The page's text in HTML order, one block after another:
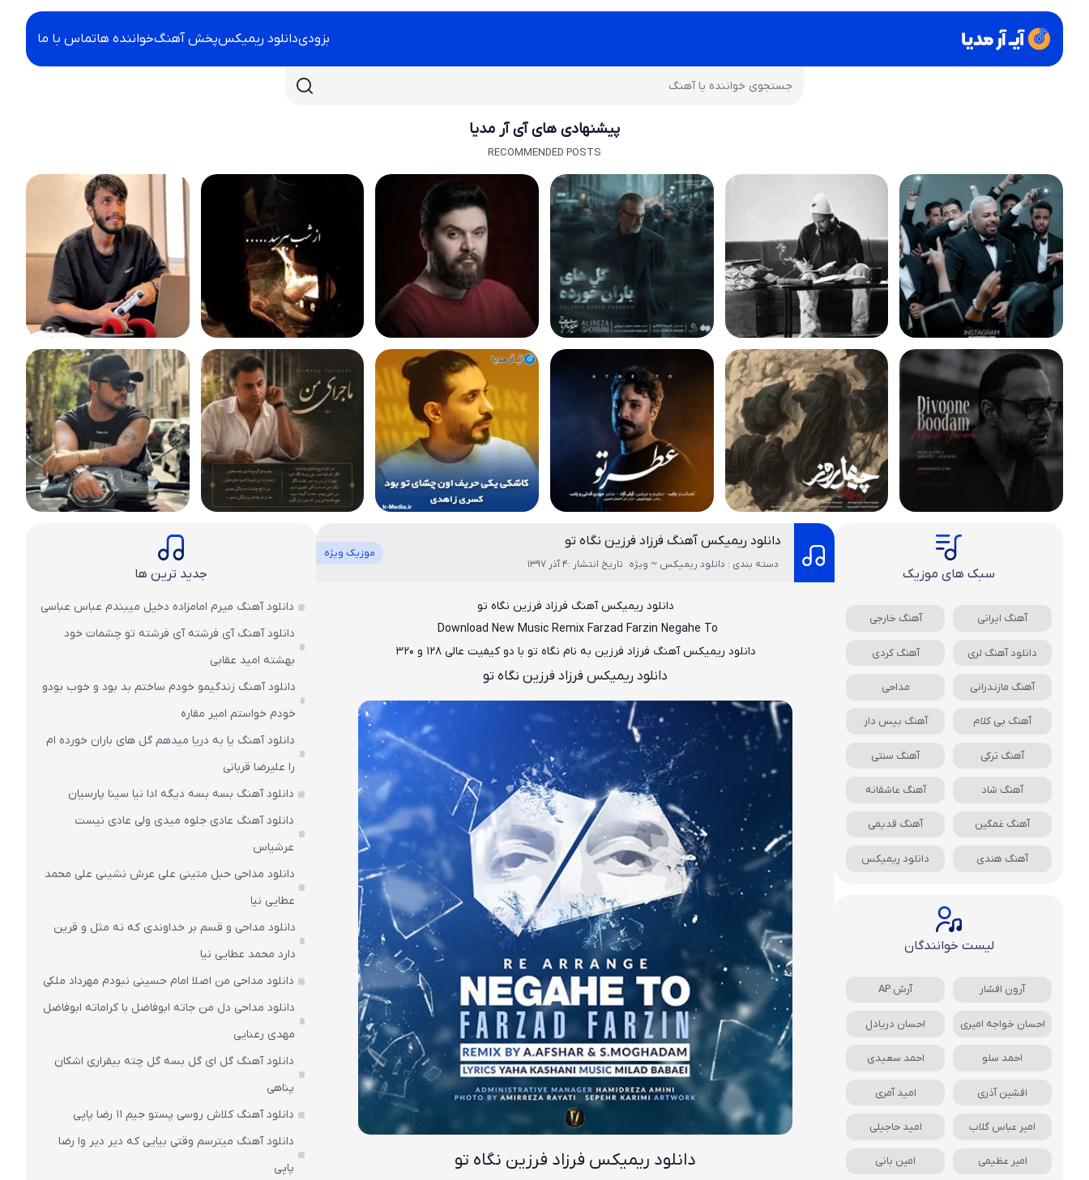
بزودیدانلود ریمیکسپخش آهنگخواننده هاتماس با ما
پیشنهادی های آی آر مدیا
RECOMMENDED POSTS
دانلود ریمیکس آهنگ فرزاد فرزین نگاه تو
موزیک ویژه
دسته بندی : دانلود ریمیکس ~ ویژه تاریخ انتشار :4 آذر 1397
دانلود ریمیکس آهنگ فرزاد فرزین نگاه تو
Download New Music Remix Farzad Farzin Negahe To
دانلود ریمیکس آهنگ فرزاد فرزین به نام نگاه تو با دو کیفیت عالی ۱۲۸ و ۳۲۰
دانلود ریمیکسفرزاد فرزین نگاه تو
دانلود ریمیکس فرزاد فرزین نگاه تو
سبک های موزیک
آهنگ ایرانی آهنگ خارجی
دانلود آهنگ لری آهنگ کردی
آهنگ مازندرانی مداحی
آهنگ بی کلام آهنگ بیس دار
آهنگ ترکی آهنگ سنتی
آهنگ شاد آهنگ عاشقانه
آهنگ غمگین آهنگ قدیمی
آهنگ هندی دانلود ریمیکس
لیست خوانندگان
آرون افشار آرش AP
احسان خواجه امیری احسان دریادل
احمد سلو احمد سعیدی
افشین آذری امید آمری
امیر عباس گلاب امید حاجیلی
امیر عظیمی امین بانی
جدید ترین ها
دانلود آهنگ میرم امامزاده دخیل میبندم عباس عباسی
دانلود آهنگ آی فرشته آی فرشته تو چشمات خود
بهشته امید عقابی
دانلود آهنگ زندگیمو خودم ساختم بد بود و خوب بودو
خودم خواستم امیر مقاره
دانلود آهنگ یا به دریا میدهم گل های باران‌ خورده ام
را علیرضا قربانی
دانلود آهنگ بسه بسه دیگه ادا نیا سینا پارسیان
دانلود آهنگ عادی جلوه میدی ولی عادی نیست
عرشیاس
دانلود مداحی حبل متینی علی عرش نشینی علی محمد
عطایی نیا
دانلود مداحی و قسم بر خداوندی که نه مثل و قرین
دارد محمد عطایی نیا
دانلود مداحی من اصلا امام حسینی نبودم مهرداد ملکی
دانلود مداحی دل من جاته ابوفاضل با کراماته ابوفاضل
مهدی رعنایی
دانلود آهنگ گل ای گل بسه گل چته بیقراری اشکان
پناهی
دانلود آهنگ کلاش روسی پستو جیم ۱۱ رضا پاپی
دانلود آهنگ میترسم وقتی بیایی که دیر دیر وا رضا
پاپی